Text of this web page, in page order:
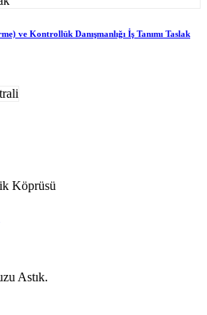
ve Kontrollük Danışmanlığı İş Tanımı Taslak